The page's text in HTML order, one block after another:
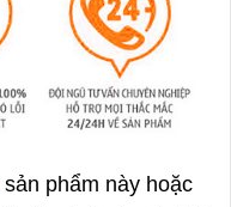
sản phẩm này hoặc